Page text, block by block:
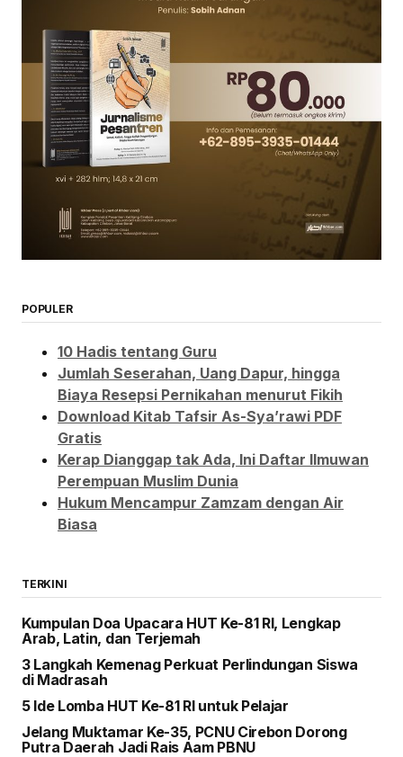
POPULER
10 Hadis tentang Guru
Jumlah Seserahan, Uang Dapur, hingga
Biaya Resepsi Pernikahan menurut Fikih
Download Kitab Tafsir As-Sya’rawi PDF
Gratis
Kerap Dianggap tak Ada, Ini Daftar Ilmuwan
Perempuan Muslim Dunia
Hukum Mencampur Zamzam dengan Air
Biasa
TERKINI
Kumpulan Doa Upacara HUT Ke-81 RI, Lengkap
Arab, Latin, dan Terjemah
3 Langkah Kemenag Perkuat Perlindungan Siswa
di Madrasah
5 Ide Lomba HUT Ke-81 RI untuk Pelajar
Jelang Muktamar Ke-35, PCNU Cirebon Dorong
Putra Daerah Jadi Rais Aam PBNU